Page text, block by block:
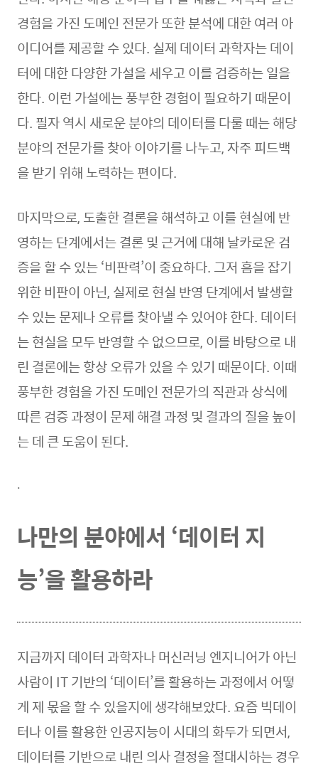
경험을 가진 도메인 전문가 또한 분석에 대한 여러 아
이디어를 제공할 수 있다. 실제 데이터 과학자는 데이
터에 대한 다양한 가설을 세우고 이를 검증하는 일을
한다. 이런 가설에는 풍부한 경험이 필요하기 때문이
다. 필자 역시 새로운 분야의 데이터를 다룰 때는 해당
분야의 전문가를 찾아 이야기를 나누고, 자주 피드백
을 받기 위해 노력하는 편이다.
마지막으로, 도출한 결론을 해석하고 이를 현실에 반
영하는 단계에서는 결론 및 근거에 대해 날카로운 검
증을 할 수 있는 ‘비판력’이 중요하다. 그저 흠을 잡기
위한 비판이 아닌, 실제로 현실 반영 단계에서 발생할
수 있는 문제나 오류를 찾아낼 수 있어야 한다. 데이터
는 현실을 모두 반영할 수 없으므로, 이를 바탕으로 내
린 결론에는 항상 오류가 있을 수 있기 때문이다. 이때
풍부한 경험을 가진 도메인 전문가의 직관과 상식에
따른 검증 과정이 문제 해결 과정 및 결과의 질을 높이
는 데 큰 도움이 된다.
.
나만의 분야에서 ‘데이터 지
능’을 활용하라
지금까지 데이터 과학자나 머신러닝 엔지니어가 아닌
사람이 IT 기반의 ‘데이터’를 활용하는 과정에서 어떻
게 제 몫을 할 수 있을지에 생각해보았다. 요즘 빅데이
터나 이를 활용한 인공지능이 시대의 화두가 되면서,
데이터를 기반으로 내린 의사 결정을 절대시하는 경우